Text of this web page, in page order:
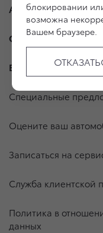
Автомобили с
О дилерском центре
Владельцам
Специальные
Оцените ваш
Записаться на
Служба клиентской
Политика в
данных
блокировании
возможна
Вашем браузере.